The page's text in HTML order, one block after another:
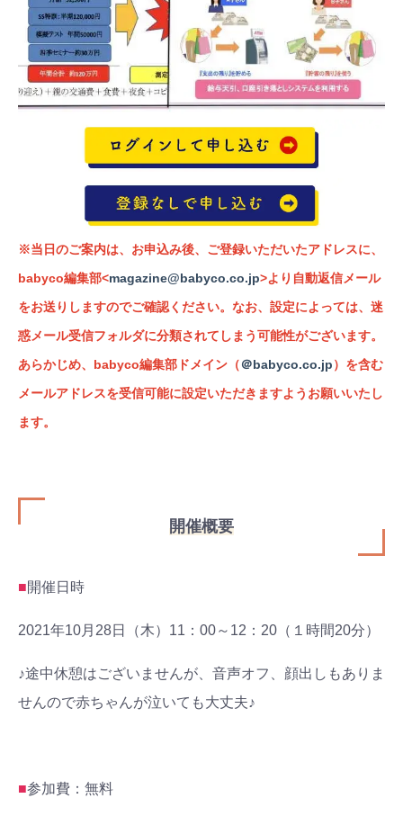
※当日のご案内は、お申込み後、ご登録いただいたアドレスに、
babyco編集部<magazine@babyco.co.jp>より自動返信メール
をお送りしますのでご確認ください。 なお、設定によっては、迷
惑メール受信フォルダに分類されてしまう可能性がございます。
あらかじめ、babyco編集部ドメイン（ ＠babyco.co.jp ）を含む
メールアドレスを受信可能に設定いただきますようお願いいたし
ます。
開催概要
■開催日時
2021年10月28日（木）11：00～12：20（１時間20分）
♪途中休憩はございませんが、音声オフ、顔出しもありま
せんので赤ちゃんが泣いても大丈夫♪
■参加費：無料